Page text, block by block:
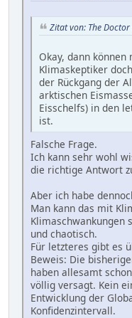
Zitat von: The
Okay, dann
Klimaskeptiker
der Rückgang der
arktischen
Eisschelfs) in den
ist.
Falsche Frage.
Ich kann sehr wohl
die richtige Antwort
Aber ich habe
Man kann das mit
Klimaschwankungen
und chaotisch.
Für letzteres gibt es
Beweis: Die
haben allesamt
völlig versagt. Kein
Entwicklung der
Konfidenzintervall.